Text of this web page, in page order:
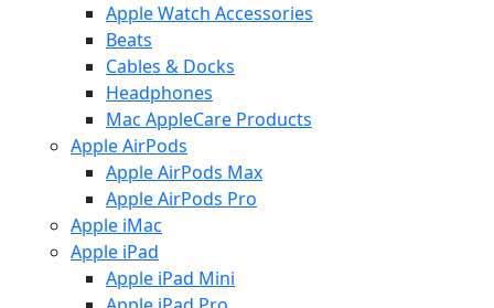
Apple Watch Accessories
Beats
Cables & Docks
Headphones
Mac AppleCare Products
Apple AirPods
Apple AirPods Max
Apple AirPods Pro
Apple iMac
Apple iPad
Apple iPad Mini